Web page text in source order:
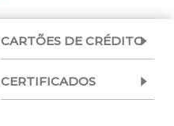
CARTÕES DE CRÉDITO
CERTIFICADOS